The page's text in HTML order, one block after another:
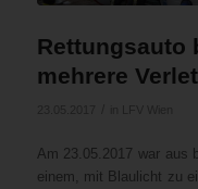
Rettungsauto
mehrere
Am 23.05.2017 war aus
einem, mit Blaulicht zu